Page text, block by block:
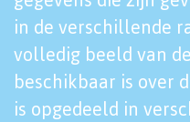
in de verschillende
volledig beeld van
beschikbaar is over
is opgedeeld in